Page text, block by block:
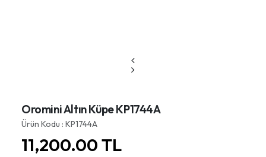
Oromini Altın Küpe KP1744A
Ürün Kodu : KP1744A
11,200.00TL